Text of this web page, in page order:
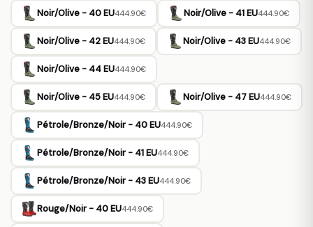
Noir/Olive - 40 EU444.90€ Noir/Olive - 41 EU444.90€
Noir/Olive - 42 EU444.90€ Noir/Olive - 43 EU444.90€
Noir/Olive - 44 EU444.90€
Noir/Olive - 45 EU444.90€ Noir/Olive - 47 EU444.90€
Pétrole/Bronze/Noir - 40 EU444.90€
Pétrole/Bronze/Noir - 41 EU444.90€
Pétrole/Bronze/Noir - 43 EU444.90€
Rouge/Noir - 40 EU444.90€